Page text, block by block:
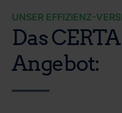
UNSER EFFIZIENZ-
Das
Angebot: